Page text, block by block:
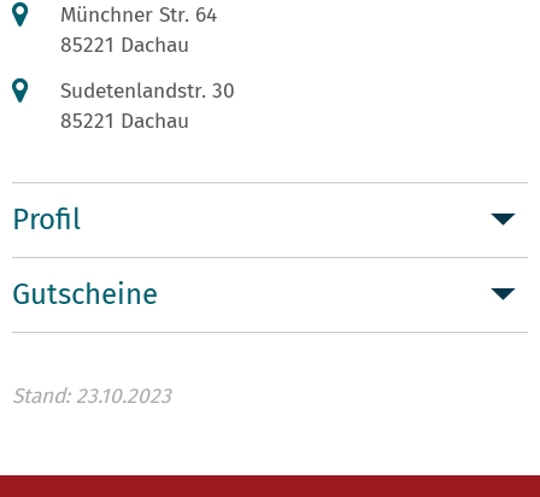
Münchner Str. 64
85221 Dachau
Sudetenlandstr. 30
85221 Dachau
Profil
Gutscheine
Stand: 23.10.2023